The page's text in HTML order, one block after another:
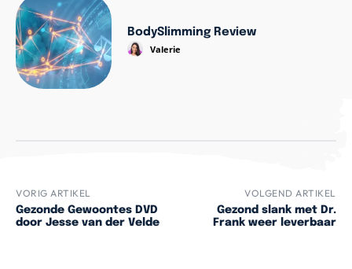
BodySlimming Review
Valerie
VORIG ARTIKEL
Gezonde Gewoontes DVD
door Jesse van der Velde
VOLGEND ARTIKEL
Gezond slank met Dr.
Frank weer leverbaar